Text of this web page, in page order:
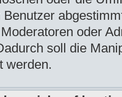
Benutzer
oder
soll die
werden.